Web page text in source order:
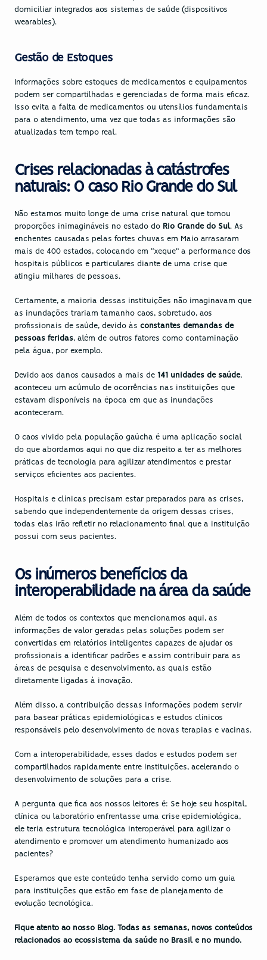
domiciliar integrados aos sistemas de saúde (dispositivos
wearables).
Gestão de Estoques
Informações sobre estoques de medicamentos e equipamentos
podem ser compartilhadas e gerenciadas de forma mais eficaz.
Isso evita a falta de medicamentos ou utensílios fundamentais
para o atendimento, uma vez que todas as informações são
atualizadas tem tempo real.
Crises relacionadas à catástrofes
naturais: O caso Rio Grande do Sul
Não estamos muito longe de uma crise natural que tomou
proporções inimagináveis no estado do Rio Grande do Sul. As
enchentes causadas pelas fortes chuvas em Maio arrasaram
mais de 400 estados, colocando em “xeque” a performance dos
hospitais públicos e particulares diante de uma crise que
atingiu milhares de pessoas.
Certamente, a maioria dessas instituições não imaginavam que
as inundações trariam tamanho caos, sobretudo, aos
profissionais de saúde, devido às constantes demandas de
pessoas feridas, além de outros fatores como contaminação
pela água, por exemplo.
Devido aos danos causados a mais de 141 unidades de saúde,
aconteceu um acúmulo de ocorrências nas instituições que
estavam disponíveis na época em que as inundações
aconteceram.
O caos vivido pela população gaúcha é uma aplicação social
do que abordamos aqui no que diz respeito a ter as melhores
práticas de tecnologia para agilizar atendimentos e prestar
serviços eficientes aos pacientes.
Hospitais e clínicas precisam estar preparados para as crises,
sabendo que independentemente da origem dessas crises,
todas elas irão refletir no relacionamento final que a instituição
possui com seus pacientes.
Os inúmeros benefícios da
interoperabilidade na área da saúde
Além de todos os contextos que mencionamos aqui, as
informações de valor geradas pelas soluções podem ser
convertidas em relatórios inteligentes capazes de ajudar os
profissionais a identificar padrões e assim contribuir para as
áreas de pesquisa e desenvolvimento, as quais estão
diretamente ligadas à inovação.
Além disso, a contribuição dessas informações podem servir
para basear práticas epidemiológicas e estudos clínicos
responsáveis pelo desenvolvimento de novas terapias e vacinas.
Com a interoperabilidade, esses dados e estudos podem ser
compartilhados rapidamente entre instituições, acelerando o
desenvolvimento de soluções para a crise.
A pergunta que fica aos nossos leitores é: Se hoje seu hospital,
clínica ou laboratório enfrentasse uma crise epidemiológica,
ele teria estrutura tecnológica interoperável para agilizar o
atendimento e promover um atendimento humanizado aos
pacientes?
Esperamos que este conteúdo tenha servido como um guia
para instituições que estão em fase de planejamento de
evolução tecnológica.
Fique atento ao nosso Blog. Todas as semanas, novos conteúdos
relacionados ao ecossistema da saúde no Brasil e no mundo.